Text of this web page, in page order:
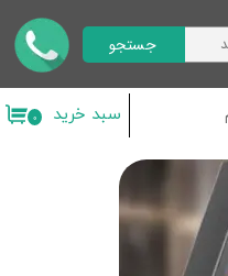
جستجو
۰ سبد خرید